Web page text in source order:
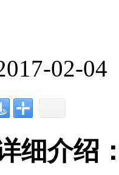
02-04
细介绍